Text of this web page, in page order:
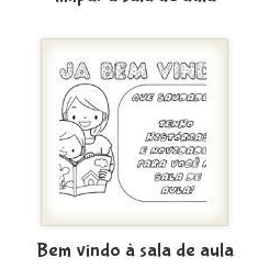
Bem vindo à sala de aula